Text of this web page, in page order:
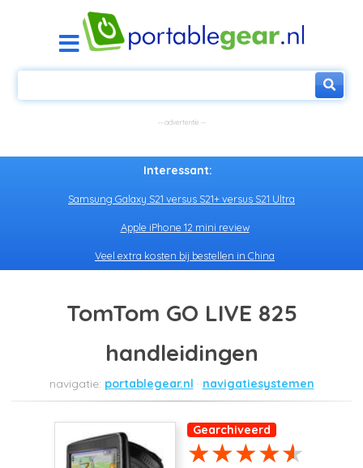
Interessant:
Samsung Galaxy S21 versus S21+ versus S21 Ultra
Apple iPhone 12 mini review
Veel extra kosten bij bestellen in China
TomTom GO LIVE 825
handleidingen
portablegear.nl navigatiesystemen
Gearchiveerd